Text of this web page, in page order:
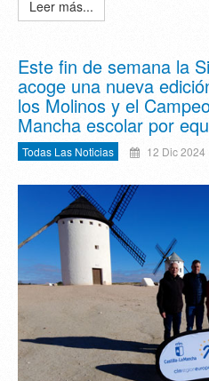
Leer más...
Este fin de semana la
acoge una nueva
los Molinos y el
Mancha escolar por
Todas Las Noticias 12 Dic 2024